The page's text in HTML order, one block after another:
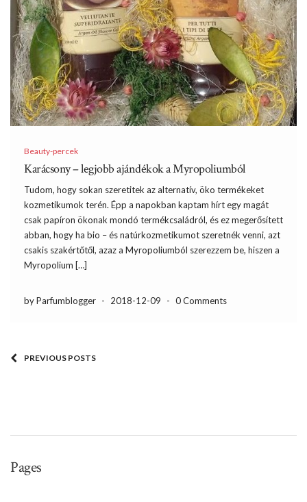
Beauty-percek
Karácsony – legjobb ajándékok a Myropoliumból
Tudom, hogy sokan szeretitek az alternatív, öko termékeket
kozmetikumok terén. Épp a napokban kaptam hírt egy magát
csak papíron ökonak mondó termékcsaládról, és ez megerősített
abban, hogy ha bio – és natúrkozmetikumot szeretnék venni, azt
csakis szakértőtől, azaz a Myropoliumból szerezzem be, hiszen a
Myropolium […]
by Parfumblogger - 2018-12-09 - 0 Comments
PREVIOUS POSTS
Pages